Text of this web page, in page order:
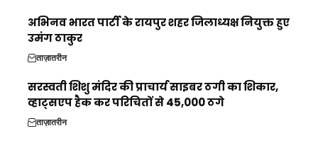
अभिनव भारत पार्टी के रायपुर शहर जिलाध्यक्ष नियुक्त हुए
उमंग ठाकुर
ताज़ातरीन
सरस्वती शिशु मंदिर की प्राचार्य साइबर ठगी का शिकार,
व्हाट्सएप हैक कर परिचितों से ₹45,000 ठगे
ताज़ातरीन